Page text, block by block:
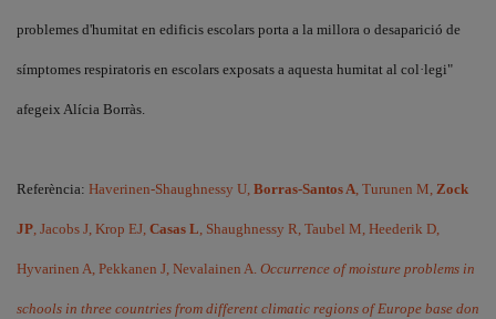
problemes d'humitat en edificis escolars porta a la millora o desaparició de
símptomes respiratoris en escolars exposats a aquesta humitat al col·legi"
afegeix Alícia Borràs.
Referència: Haverinen-Shaughnessy U, Borras-Santos A, Turunen M, Zock
JP, Jacobs J, Krop EJ, Casas L, Shaughnessy R, Taubel M, Heederik D,
Hyvarinen A, Pekkanen J, Nevalainen A. Occurrence of moisture problems in
schools in three countries from different climatic regions of Europe base don